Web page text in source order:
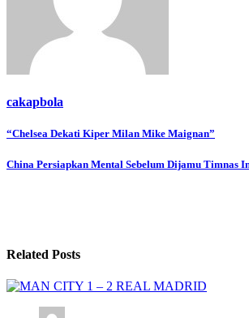
cakapbola
Navigasi
pos
“Chelsea Dekati Kiper Milan Mike Maignan”
China Persiapkan Mental Sebelum Dijamu Timnas
Related Posts